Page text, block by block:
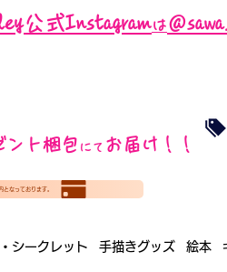
公式Instagramは＠
ント梱包 にて お届け！！
となっております。
シークレット 手描きグッズ 絵本